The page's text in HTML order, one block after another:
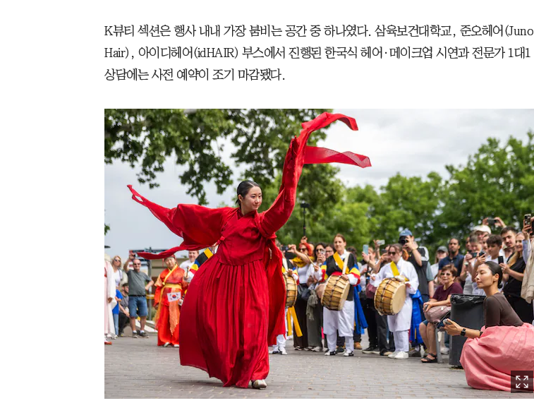
K뷰티 섹션은 행사 내내 가장 붐비는 공간 중 하나였다. 삼육보건대학교, 준오헤어(Juno
Hair), 아이디헤어(idHAIR) 부스에서 진행된 한국식 헤어·메이크업 시연과 전문가 1대1
상담에는 사전 예약이 조기 마감됐다.